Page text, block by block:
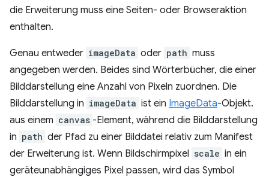
die Erweiterung muss eine Seiten- oder Browseraktion
enthalten.
Genau entweder imageData oder path muss
angegeben werden. Beides sind Wörterbücher, die einer
Bilddarstellung eine Anzahl von Pixeln zuordnen. Die
Bilddarstellung in imageData ist ein ImageData-Objekt.
aus einem canvas -Element, während die Bilddarstellung
in path der Pfad zu einer Bilddatei relativ zum Manifest
der Erweiterung ist. Wenn Bildschirmpixel scale in ein
geräteunabhängiges Pixel passen, wird das Symbol